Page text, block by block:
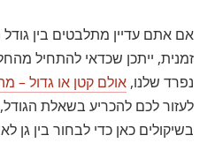
אם אתם עדיין מתלבטים בין גודל
זמנית, ייתכן שכדאי להתחיל
נפרד שלנו, אולם קטן או גדול –
לעזור לכם להכריע בשאלת
בשיקולים כאן כדי לבחור בין גן